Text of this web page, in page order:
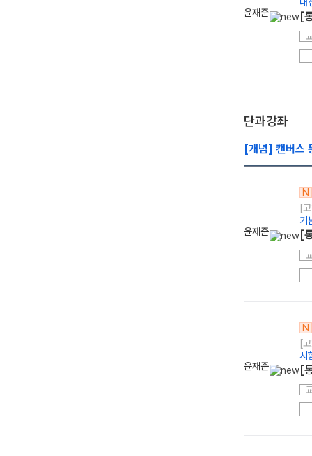
윤재준 [
단과강좌
[개념] 캔버스
윤재준
N
[
기
[
윤재준
N
[
시
[